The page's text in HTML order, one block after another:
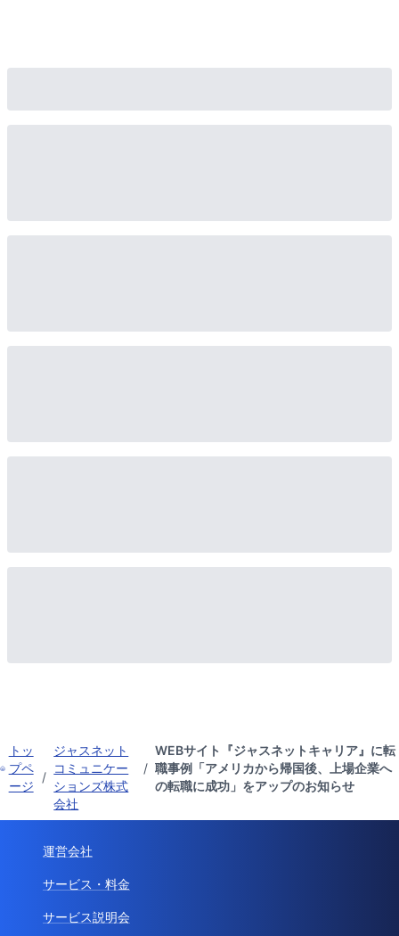
トッ
プペ
ージ
/
ジャスネット
コミュニケー
ションズ株式
会社
/
WEBサイト『ジャスネットキャリア』に転
職事例「アメリカから帰国後、上場企業へ
の転職に成功」をアップのお知らせ
運営会社
サービス・料金
サービス説明会